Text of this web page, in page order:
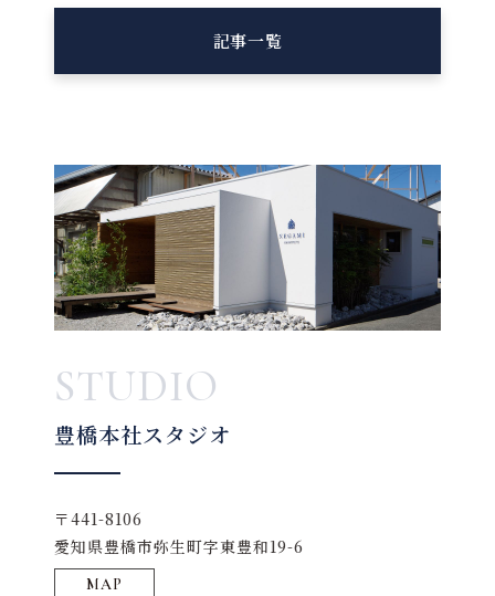
記事一覧
STUDIO
豊橋本社スタジオ
〒441-8106
愛知県豊橋市弥生町字東豊和19-6
MAP